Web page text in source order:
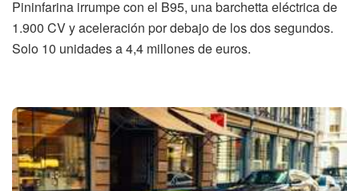
Pininfarina irrumpe con el B95, una barchetta eléctrica de
1.900 CV y aceleración por debajo de los dos segundos.
Solo 10 unidades a 4,4 millones de euros.